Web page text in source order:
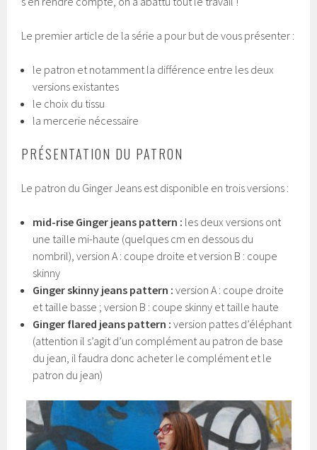
Le premier article de la série a pour but de vous présenter :
le patron et notamment la différence entre les deux
versions existantes
le choix du tissu
la mercerie nécessaire
PRÉSENTATION DU PATRON
Le patron du Ginger Jeans est disponible en trois versions :
mid-rise Ginger jeans pattern : les deux versions ont
une taille mi-haute (quelques cm en dessous du
nombril), version A : coupe droite et version B : coupe
skinny
Ginger skinny jeans pattern : version A : coupe droite
et taille basse ; version B : coupe skinny et taille haute
Ginger flared jeans pattern : version pattes d’éléphant
(attention il s’agit d’un complément au patron de base
du jean, il faudra donc acheter le complément et le
patron du jean)